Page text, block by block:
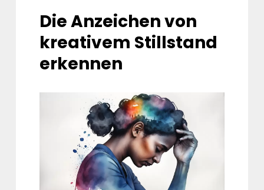
Die Anzeichen von
kreativem Stillstand
erkennen